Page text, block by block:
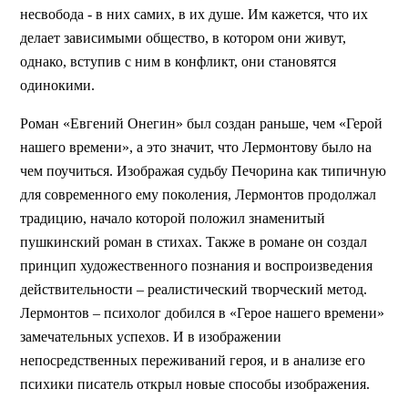
несвобода - в них самих, в их душе. Им кажется, что их
делает зависимыми общество, в котором они живут,
однако, вступив с ним в конфликт, они становятся
одинокими.
Роман «Евгений Онегин» был создан раньше, чем «Герой
нашего времени», а это значит, что Лермонтову было на
чем поучиться. Изображая судьбу Печорина как типичную
для современного ему поколения, Лермонтов продолжал
традицию, начало которой положил знаменитый
пушкинский роман в стихах. Также в романе он создал
принцип художественного познания и воспроизведения
действительности – реалистический творческий метод.
Лермонтов – психолог добился в «Герое нашего времени»
замечательных успехов. И в изображении
непосредственных переживаний героя, и в анализе его
психики писатель открыл новые способы изображения.